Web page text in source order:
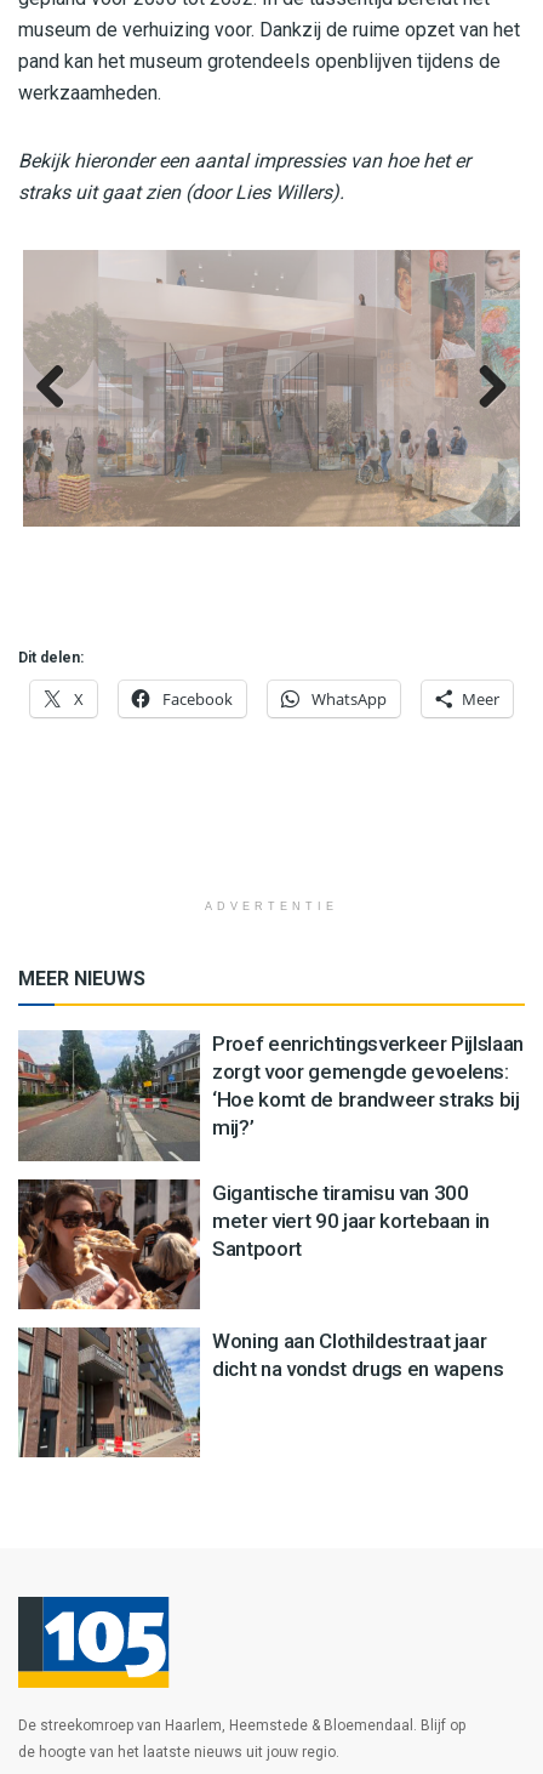
museum de verhuizing voor. Dankzij de ruime opzet van het
pand kan het museum grotendeels openblijven tijdens de
werkzaamheden.
Bekijk hieronder een aantal impressies van hoe het er
straks uit gaat zien (door Lies Willers).
Previ
ous
Dit delen:
X Facebook WhatsApp Meer
ADVERTENTIE
MEER NIEUWS
Proef eenrichtingsverkeer Pijlslaan
zorgt voor gemengde gevoelens:
‘Hoe komt de brandweer straks bij
mij?’
Gigantische tiramisu van 300
meter viert 90 jaar kortebaan in
Santpoort
Woning aan Clothildestraat jaar
dicht na vondst drugs en wapens
De streekomroep van Haarlem, Heemstede & Bloemendaal. Blijf op
de hoogte van het laatste nieuws uit jouw regio.